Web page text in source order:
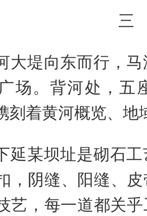
三
大堤向东而行，
场。背河处，五
刻着黄河概览、地
延某坝址是砌石
，阴缝、阳缝、
艺，每一道都关